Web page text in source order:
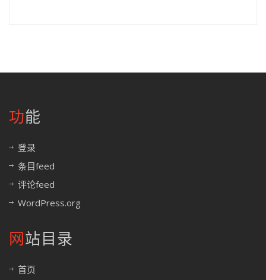
功能
登录
条目feed
评论feed
WordPress.org
网站目录
首页